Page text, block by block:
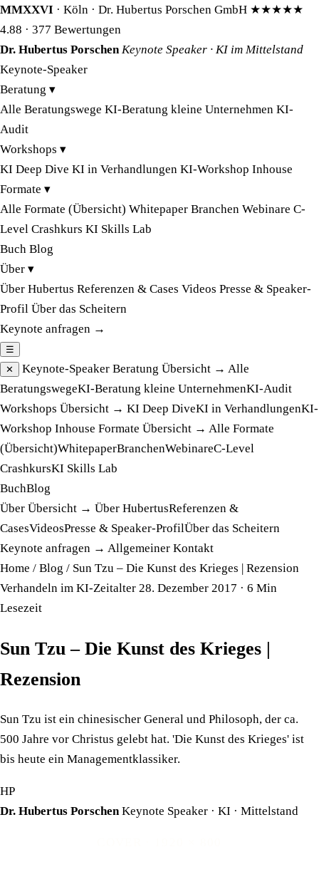
MMXXVI · Köln · Dr. Hubertus Porschen GmbH ★★★★★
4.88 · 377 Bewertungen
Dr. Hubertus Porschen Keynote Speaker · KI im Mittelstand
Keynote-Speaker
Beratung ▾
Alle Beratungswege KI-Beratung kleine Unternehmen KI-
Audit
Workshops ▾
KI Deep Dive KI in Verhandlungen KI-Workshop Inhouse
Formate ▾
Alle Formate (Übersicht) Whitepaper Branchen Webinare C-
Level Crashkurs KI Skills Lab
Buch Blog
Über ▾
Über Hubertus Referenzen & Cases Videos Presse & Speaker-
Profil Über das Scheitern
Keynote anfragen →
☰
✕
Keynote-Speaker Beratung Übersicht → Alle
BeratungswegeKI-Beratung kleine UnternehmenKI-Audit
Workshops Übersicht → KI Deep DiveKI in VerhandlungenKI-
Workshop Inhouse Formate Übersicht → Alle Formate
(Übersicht)WhitepaperBranchenWebinareC-Level
CrashkursKI Skills Lab
BuchBlog
Über Übersicht → Über HubertusReferenzen &
CasesVideosPresse & Speaker-ProfilÜber das Scheitern
Keynote anfragen → Allgemeiner Kontakt
Home / Blog / Sun Tzu – Die Kunst des Krieges | Rezension
Verhandeln im KI-Zeitalter 28. Dezember 2017 · 6 Min
Lesezeit
Sun Tzu – Die Kunst des Krieges |
Rezension
Sun Tzu ist ein chinesischer General und Philosoph, der ca.
500 Jahre vor Christus gelebt hat. 'Die Kunst des Krieges' ist
bis heute ein Managementklassiker.
HP
Dr. Hubertus Porschen Keynote Speaker · KI · Mittelstand